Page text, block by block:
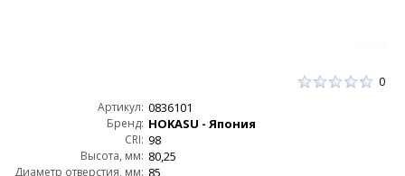
0
Артикул: 0836101
Бренд: HOKASU - Япония
CRI: 98
Высота, мм: 80,25
Диаметр отверстия, мм: 85